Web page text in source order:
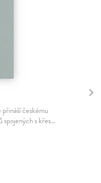
českému
s křes...